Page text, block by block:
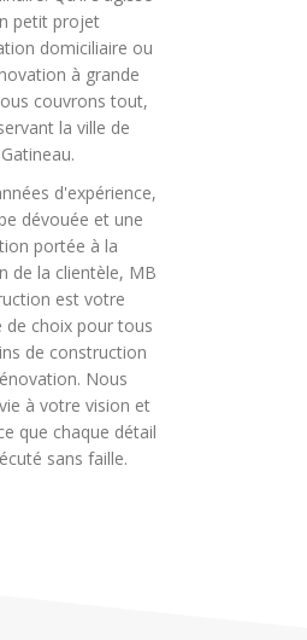
petit projet
domiciliaire ou
à grande
couvrons tout,
la ville de
Gatineau.
d'expérience,
dévouée et une
portée à la
de la clientèle, MB
est votre
de choix pour tous
de construction
Nous
à votre vision et
que chaque détail
sans faille.